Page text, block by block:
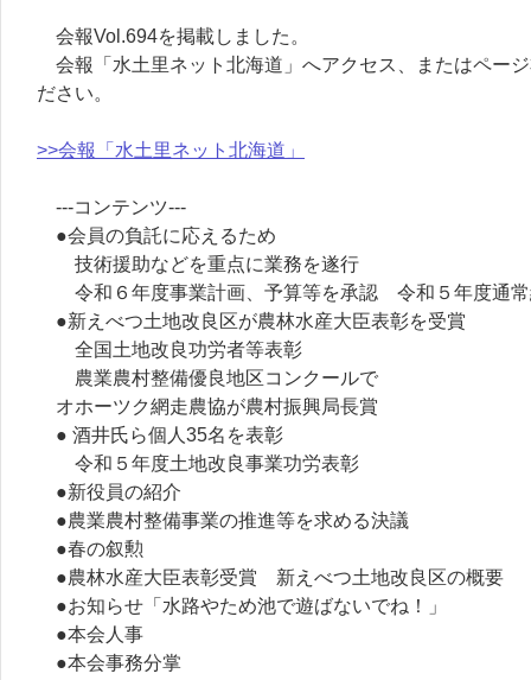
会報Vol.694を掲載しました。
会報「水土里ネット北海道」へアクセス、またはペー
ださい。
>>会報「水土里ネット北海道」
---コンテンツ---
●会員の負託に応えるため
技術援助などを重点に業務を遂行
令和６年度事業計画、予算等を承認 令和５年度通常
●新えべつ土地改良区が農林水産大臣表彰を受賞
全国土地改良功労者等表彰
農業農村整備優良地区コンクールで
オホーツク網走農協が農村振興局長賞
● 酒井氏ら個人35名を表彰
令和５年度土地改良事業功労表彰
●新役員の紹介
●農業農村整備事業の推進等を求める決議
●春の叙勲
●農林水産大臣表彰受賞 新えべつ土地改良区の概要
●お知らせ「水路やため池で遊ばないでね！」
●本会人事
●本会事務分掌